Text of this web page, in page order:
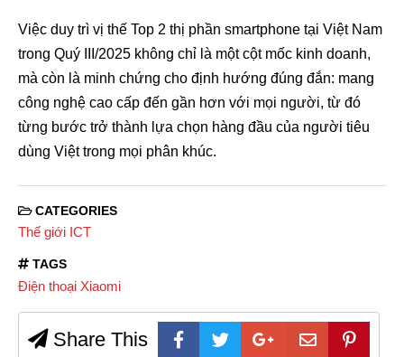
Việc duy trì vị thế Top 2 thị phần smartphone tại Việt Nam
trong Quý III/2025 không chỉ là một cột mốc kinh doanh,
mà còn là minh chứng cho định hướng đúng đắn: mang
công nghệ cao cấp đến gần hơn với mọi người, từ đó
từng bước trở thành lựa chọn hàng đầu của người tiêu
dùng Việt trong mọi phân khúc.
CATEGORIES
Thế giới ICT
TAGS
Điện thoại Xiaomi
Share This